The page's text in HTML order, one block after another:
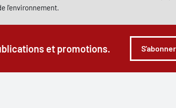
l'environnement.
et promotions.